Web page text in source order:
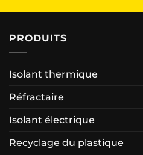
PRODUITS
Isolant thermique
Réfractaire
Isolant électrique
Recyclage du plastique